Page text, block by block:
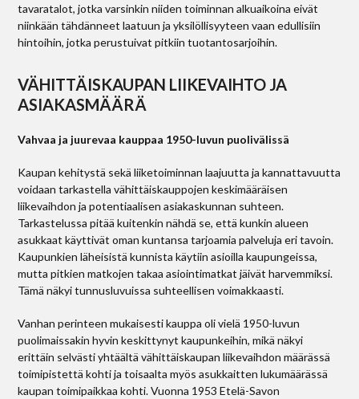
tavaratalot, jotka varsinkin niiden toiminnan alkuaikoina eivät
niinkään tähdänneet laatuun ja yksilöllisyyteen vaan edullisiin
hintoihin, jotka perustuivat pitkiin tuotantosarjoihin.
VÄHITTÄISKAUPAN LIIKEVAIHTO JA
ASIAKASMÄÄRÄ
Vahvaa ja juurevaa kauppaa 1950-luvun puolivälissä
Kaupan kehitystä sekä liiketoiminnan laajuutta ja kannattavuutta
voidaan tarkastella vähittäiskauppojen keskimääräisen
liikevaihdon ja potentiaalisen asiakaskunnan suhteen.
Tarkastelussa pitää kuitenkin nähdä se, että kunkin alueen
asukkaat käyttivät oman kuntansa tarjoamia palveluja eri tavoin.
Kaupunkien läheisistä kunnista käytiin asioilla kaupungeissa,
mutta pitkien matkojen takaa asiointimatkat jäivät harvemmiksi.
Tämä näkyi tunnusluvuissa suhteellisen voimakkaasti.
Vanhan perinteen mukaisesti kauppa oli vielä 1950-luvun
puolimaissakin hyvin keskittynyt kaupunkeihin, mikä näkyi
erittäin selvästi yhtäältä vähittäiskaupan liikevaihdon määrässä
toimipistettä kohti ja toisaalta myös asukkaitten lukumäärässä
kaupan toimipaikkaa kohti. Vuonna 1953 Etelä-Savon